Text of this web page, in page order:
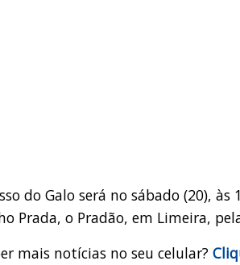
do Galo será no sábado (20),
Prada, o Pradão, em Limeira,
mais notícias no seu celular?